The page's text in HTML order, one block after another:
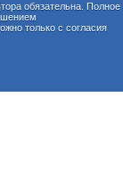
обязательна. Полное
только с согласия